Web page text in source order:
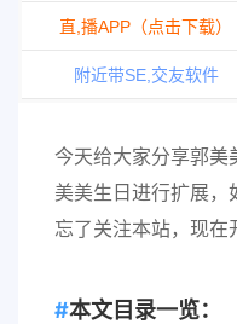
直,播APP（点击下载）
附近带SE,交友软件
今天给大家分享郭美
美美生日进行扩展，
忘了关注本站，现在
本文目录一览：